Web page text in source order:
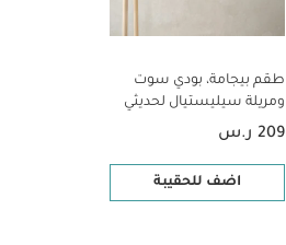
طقم بيجامة، بودي سوت
ومريلة سيليستيال لحديثي
الولادة، 5 قطع
209 ر.س
اضف للحقيبة